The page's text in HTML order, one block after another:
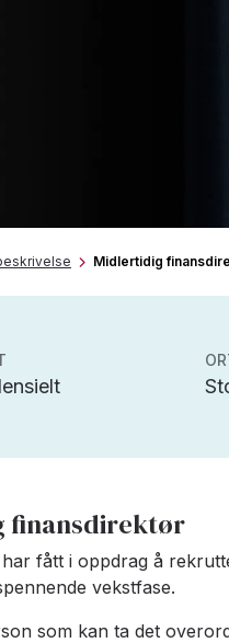
Midlertidig
finansdirektør
fått i oppdrag å
vekstfase.
som kan ta det